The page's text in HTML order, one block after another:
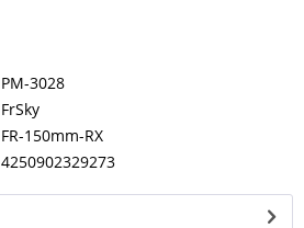
PM-3028
FrSky
FR-150mm-RX
4250902329273